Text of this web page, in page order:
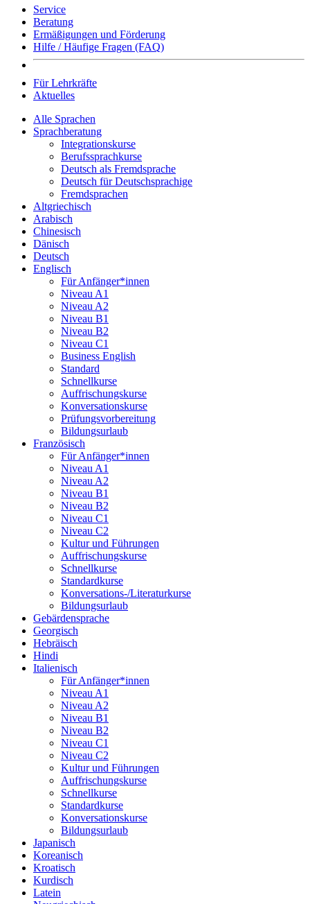
Service
Beratung
Ermäßigungen und Förderung
Hilfe / Häufige Fragen (FAQ)
Für Lehrkräfte
Aktuelles
Alle Sprachen
Sprachberatung
Integrationskurse
Berufssprachkurse
Deutsch als Fremdsprache
Deutsch für Deutschsprachige
Fremdsprachen
Altgriechisch
Arabisch
Chinesisch
Dänisch
Deutsch
Englisch
Für Anfänger*innen
Niveau A1
Niveau A2
Niveau B1
Niveau B2
Niveau C1
Business English
Standard
Schnellkurse
Auffrischungskurse
Konversationskurse
Prüfungsvorbereitung
Bildungsurlaub
Französisch
Für Anfänger*innen
Niveau A1
Niveau A2
Niveau B1
Niveau B2
Niveau C1
Niveau C2
Kultur und Führungen
Auffrischungskurse
Schnellkurse
Standardkurse
Konversations-/Literaturkurse
Bildungsurlaub
Gebärdensprache
Georgisch
Hebräisch
Hindi
Italienisch
Für Anfänger*innen
Niveau A1
Niveau A2
Niveau B1
Niveau B2
Niveau C1
Niveau C2
Kultur und Führungen
Auffrischungskurse
Schnellkurse
Standardkurse
Konversationskurse
Bildungsurlaub
Japanisch
Koreanisch
Kroatisch
Kurdisch
Latein